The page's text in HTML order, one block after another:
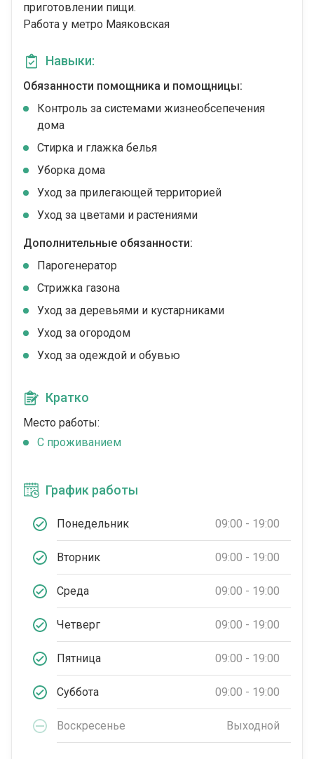
приготовлении пищи.
Работа у метро Маяковская
Навыки:
Обязанности помощника и помощницы:
Контроль за системами жизнеобсепечения
дома
Стирка и глажка белья
Уборка дома
Уход за прилегающей территорией
Уход за цветами и растениями
Дополнительные обязанности:
Парогенератор
Стрижка газона
Уход за деревьями и кустарниками
Уход за огородом
Уход за одеждой и обувью
Кратко
Место работы:
C проживанием
График работы
Понедельник 09:00 - 19:00
Вторник 09:00 - 19:00
Среда 09:00 - 19:00
Четверг 09:00 - 19:00
Пятница 09:00 - 19:00
Суббота 09:00 - 19:00
Воскресенье Выходной